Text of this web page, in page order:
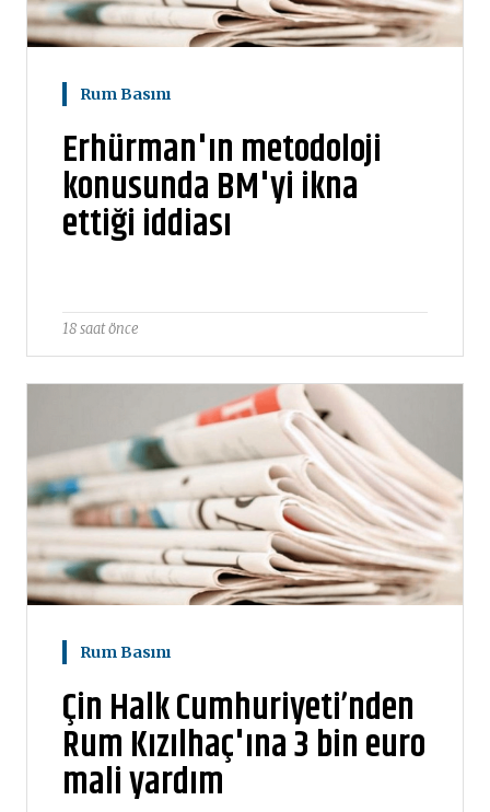
Rum Basını
Erhürman'ın metodoloji
konusunda BM'yi ikna
ettiği iddiası
18 saat önce
Rum Basını
Çin Halk Cumhuriyeti’nden
Rum Kızılhaç'ına 3 bin euro
mali yardım